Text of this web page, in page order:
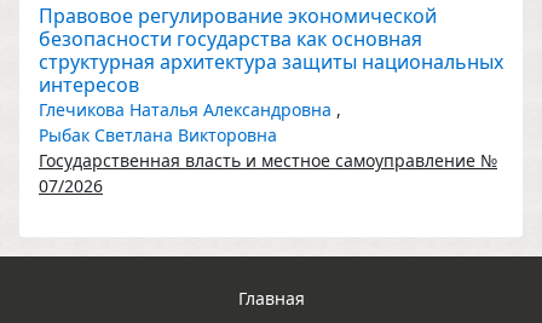
Правовое регулирование экономической
безопасности государства как основная
структурная архитектура защиты национальных
интересов
Глечикова Наталья Александровна ,
Рыбак Светлана Викторовна
Государственная власть и местное самоуправление №
07/2026
Главная